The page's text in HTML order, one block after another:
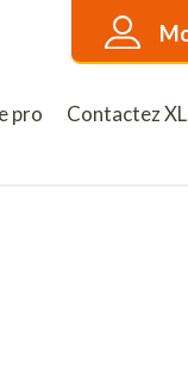
pro Contactez